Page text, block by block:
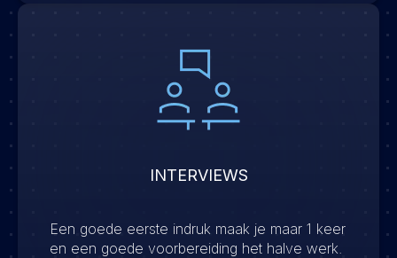
INTERVIEWS
Een goede eerste indruk maak je maar 1 keer
en een goede voorbereiding het halve werk.